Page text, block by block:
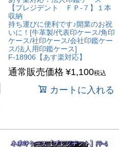
【プレジデント ＦＰ-７】１本
収納
持ち運びに便利です♪開業のお祝
いに！[牛革製/代表印ケース/角印
ケース/社印ケース/会社印鑑ケー
ス/法人用印鑑ケース]
F-18906【あす楽対応】
通常販売価格 ¥1,100税込
カートに入れる